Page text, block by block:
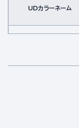
UDカラーネーム